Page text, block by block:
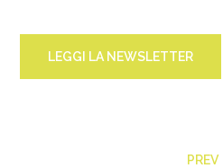
LEGGI LA NEWSLETTER
PREV